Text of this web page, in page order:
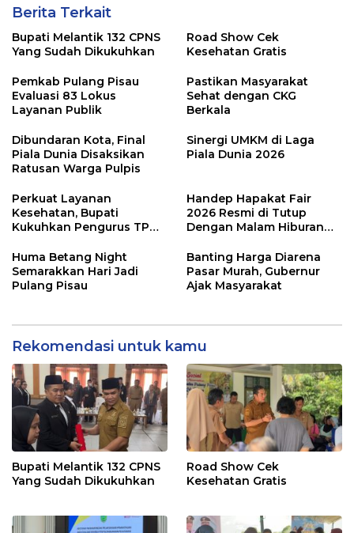
Berita Terkait
Bupati Melantik 132 CPNS
Yang Sudah Dikukuhkan
Road Show Cek
Kesehatan Gratis
Pemkab Pulang Pisau
Evaluasi 83 Lokus
Layanan Publik
Pastikan Masyarakat
Sehat dengan CKG
Berkala
Dibundaran Kota, Final
Piala Dunia Disaksikan
Ratusan Warga Pulpis
Sinergi UMKM di Laga
Piala Dunia 2026
Perkuat Layanan
Kesehatan, Bupati
Kukuhkan Pengurus TP
Handep Hapakat Fair
2026 Resmi di Tutup
Dengan Malam Hiburan
Huma Betang Night
Semarakkan Hari Jadi
Pulang Pisau
Banting Harga Diarena
Pasar Murah, Gubernur
Ajak Masyarakat
Rekomendasi untuk kamu
Bupati Melantik 132 CPNS
Yang Sudah Dikukuhkan
Road Show Cek
Kesehatan Gratis